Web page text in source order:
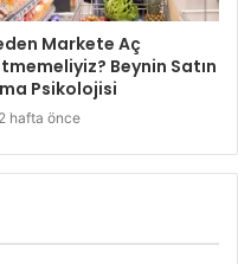
Markete Aç
Beynin Satın
Psikolojisi
2 hafta önce